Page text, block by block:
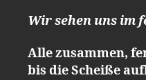
Wir sehen uns im
Alle zusammen,
bis die Scheiße